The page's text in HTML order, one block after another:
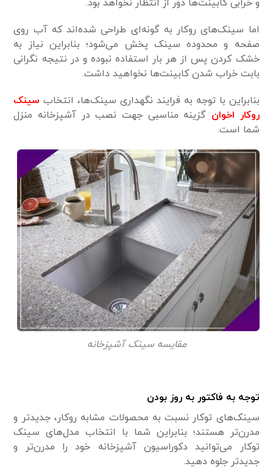
و خرابی کابینت‌ها دور از انتظار نخواهد بود.
اما سینک‌های روکار به گونه‌ای طراحی شده‌اند که آب روی
صفحه و محدوده سینک پخش می‌شود؛ بنابراین نیاز به
خشک کردن پس از هر بار استفاده نبوده و در نتیجه نگرانی
بابت خراب شدن کابینت‌ها نخواهید داشت.
بنابراین با توجه به فرایند نگهداری سینک‌ها، انتخاب سینک
روکار اخوان گزینه مناسبی جهت نصب در آشپزخانه منزل
شما است.
مقایسه سینک آشپزخانه
توجه به فاکتور به روز بودن
سینک‌های توکار نسبت به محصولات مشابه روکار، جدید‌تر و
مدرن‌تر هستند؛ بنابراین شما با انتخاب مدل‌های سینک
توکار می‌توانید دکوراسیون آشپزخانه خود را مدرن‌تر و
جدید‌تر جلوه دهید.